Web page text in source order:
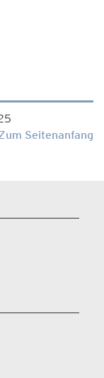
Seitenanfang